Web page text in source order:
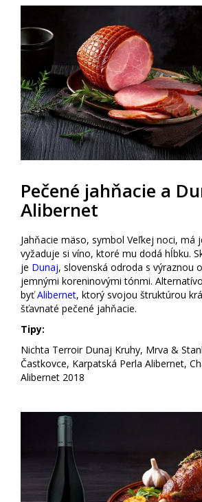
Pečené jahňacie a
Alibernet
Jahňacie mäso, symbol Veľkej noci, má
vyžaduje si víno, ktoré mu dodá hĺbku.
je Dunaj, slovenská odroda s výraznou
jemnými koreninovými tónmi.
byťAlibernet, ktorý svojou štruktúrou
šťavnaté pečené jahňacie.
Tipy:
Nichta Terroir Dunaj Kruhy, Mrva &
Častkovce, Karpatská Perla Alibernet,
Alibernet 2018